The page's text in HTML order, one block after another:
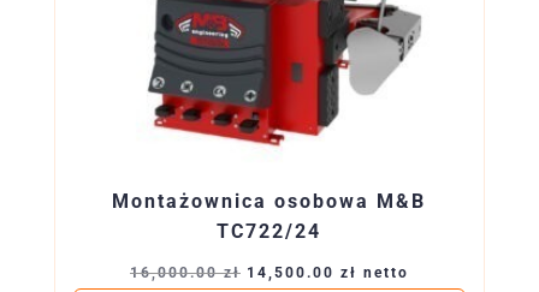
Montażownica osobowa M&B
TC722/24
16,000.00zł Pierwotna
14,500.00 zł Aktualna
netto